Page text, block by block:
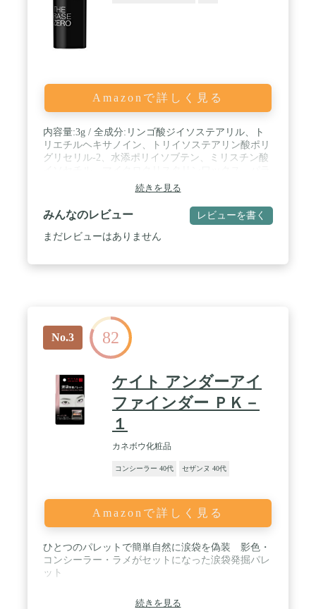
Amazonで詳しく見る
内容量:3g / 全成分:リンゴ酸ジイソステアリル、ト
リエチルヘキサノイン、トリイソステアリン酸ポリ
グリセリル-2、水添ポリイソブテン、ミリスチン酸
フィン、合成ワックスなど / スキンタイプ:全肌質対
応 / お肌のトラブルしっかり隠すスティックコンシ
ーラー。 / なめらかな感触でニキビ跡やクマを自然
にカバー。
続きを見る
みんなのレビュー レビューを書く
まだレビューはありません
No.3 82
ケイト アンダーアイ
ファインダー ＰＫ－
１
カネボウ化粧品
コンシーラー 40代 セザンヌ 40代
Amazonで詳しく見る
ひとつのパレットで簡単自然に涙袋を偽装 影色・
コンシーラー・ラメがセットになった涙袋発掘パレ
ット
続きを見る